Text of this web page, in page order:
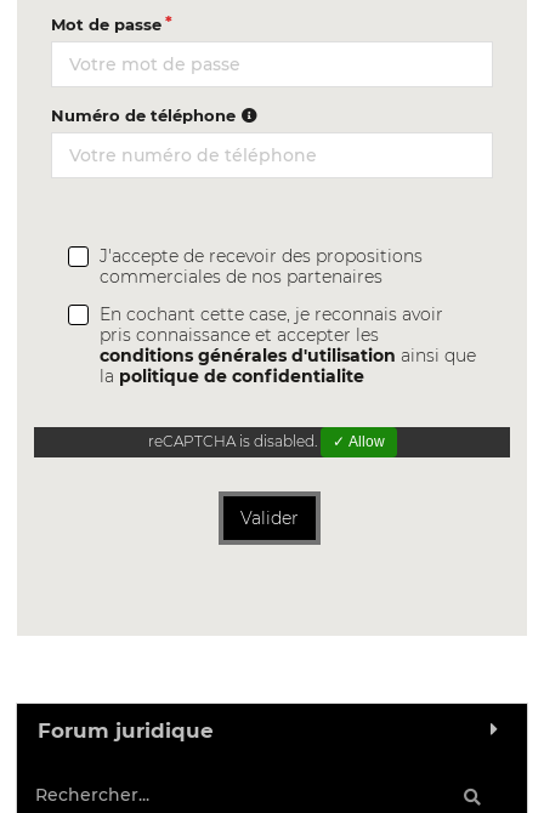
Mot de passe
Numéro de téléphone
J'accepte de recevoir des propositions
commerciales de nos partenaires
En cochant cette case, je reconnais avoir
pris connaissance et accepter les
conditions générales d'utilisation ainsi que
la politique de confidentialite
reCAPTCHA is disabled. ✓ Allow
Valider
Forum juridique